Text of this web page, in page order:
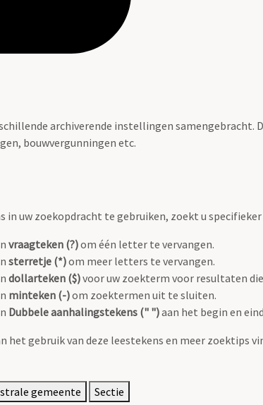
archiverende instellingen
bouwvergunningen etc.
in uw zoekopdracht te gebruiken, zoekt u
vraagteken (?)om één letter te vervangen.
sterretje (*)om meer letters te vervangen.
dollarteken ($)voor uw zoekterm voor resultaten
minteken (-)om zoektermen uit te sluiten.
Dubbele aanhalingstekens (" ")aan het begin en
het gebruik van deze leestekens en meer zoektips
gemeente
Sectie